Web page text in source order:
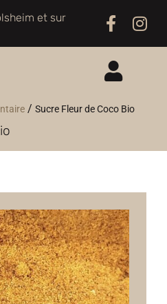
et sur
ME CONNECTER
/ Sucre Fleur de Coco Bio